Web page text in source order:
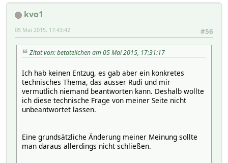
kvo1
#56
05 Mai 2015, 17:43:42
Zitat von: betateilchen am 05 Mai 2015, 17:31:17
Ich hab keinen Entzug, es gab aber ein konkretes
technisches Thema, das ausser Rudi und mir
vermutlich niemand beantworten kann. Deshalb wollte
ich diese technische Frage von meiner Seite nicht
unbeantwortet lassen.
Eine grundsätzliche Änderung meiner Meinung sollte
man daraus allerdings nicht schließen.